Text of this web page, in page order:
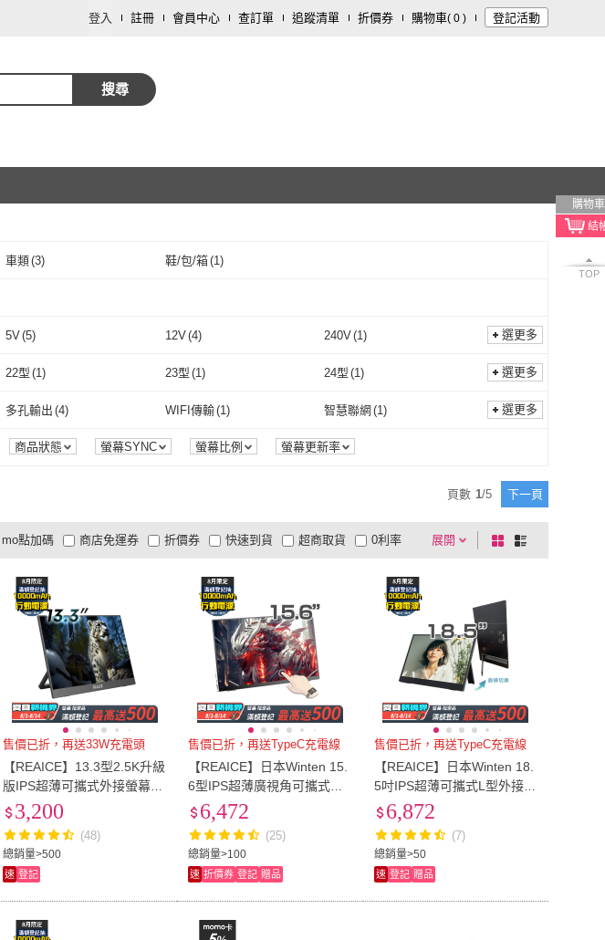
登入 註冊 會員中心 查訂單 追蹤清單 折價券 購物車( 0 ) 登記活動
搜尋
購物車
TOP
車類(3) 鞋/包/箱(1)
5V(5) 12V(4) 240V(1) 選更多
22型 (1) 23型 (1) 24型 (1)
22型 23型 24型
選更多
多孔輸出 (4) WIFI傳輸(1) 智慧聯網(1)
多孔輸出 (4) WIFI傳輸 )
取消 選更多
商品狀態 螢幕SYNC 螢幕比例 螢幕更新率
頁數 1/5 下一頁
展開
折價券
有影片
商品有量 電視購物
mo點加碼 快速到貨 超商取貨
低溫宅配
大家電安心配
大家電快配
商店免運券 0利率
貨到付款
及以上 及以上
棋
盤
列
售價已折，再送33W充電頭
【REAICE】13.3型2.5K升級
版IPS超薄可攜式外接螢幕(S
witch外接螢幕/Type-C/可攜
式螢幕/攜帶式電腦螢幕)
總銷量>500
3,200
(48)
速 登記
售價已折，再送TypeC充電線
【REAICE】日本Winten 15.
6型IPS超薄廣視角可攜式觸
控螢幕(Switch外接螢幕/Type
-C/攜帶式電腦螢幕)
總銷量>100
6,472
(25)
速 折價券 登記 贈品
售價已折，再送TypeC充電線
【REAICE】日本Winten 18.
5吋IPS超薄可攜式L型外接螢
幕(Switch可攜式螢幕/移動
式/FHD/HDMI/Type-C)
總銷量>50
6,872
(7)
速 登記 贈品